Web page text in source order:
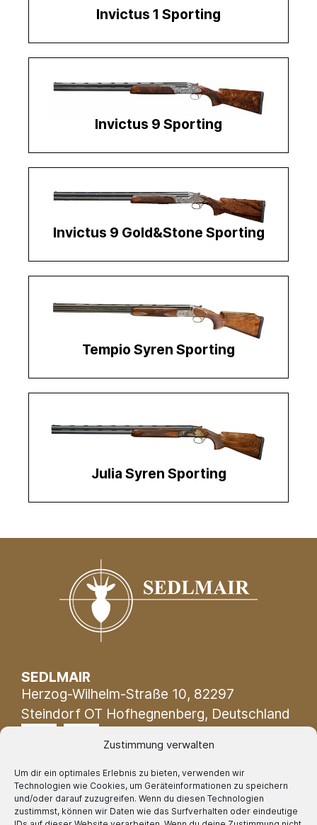
Zustimmung verwalten
Um dir ein optimales Erlebnis zu bieten, verwenden wir
Technologien wie Cookies, um Geräteinformationen zu speichern
und/oder darauf zuzugreifen. Wenn du diesen Technologien
zustimmst, können wir Daten wie das Surfverhalten oder eindeutige
Invictus 1 Sporting
Invictus 9 Sporting
Invictus 9 Gold&Stone Sporting
Tempio Syren Sporting
Julia Syren Sporting
SEDLMAIR
Herzog-Wilhelm-Straße 10, 82297
Steindorf OT Hofhegnenberg, Deutschland
Geschäftszeiten:
Mo - Fr 09:00 – 17:00 Uhr